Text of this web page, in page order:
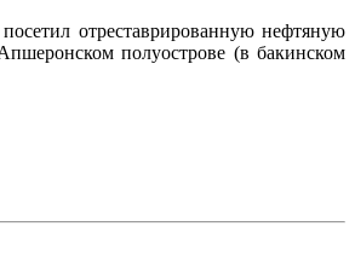
отреставрированную нефтяную
полуострове (в бакинском